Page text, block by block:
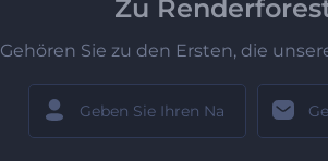
Zu
Gehören Sie zu den Ersten, die